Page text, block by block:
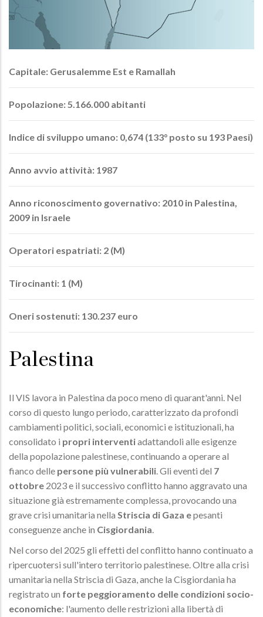
Capitale: Gerusalemme Est e Ramallah
Popolazione: 5.166.000 abitanti
Indice di sviluppo umano: 0,674 (133° posto su 193 Paesi)
Anno avvio attività: 1987
Anno riconoscimento governativo: 2010 in Palestina,
2009 in Israele
Operatori espatriati: 2 (M)
Tirocinanti: 1 (M)
Oneri sostenuti: 130.237 euro
Palestina
Il VIS lavora in Palestina da poco meno di quarant'anni. Nel
corso di questo lungo periodo, caratterizzato da profondi
cambiamenti politici, sociali, economici e istituzionali, ha
consolidato i propri interventiadattandoli alle esigenze
della popolazione palestinese, continuando a operare al
fianco delle persone più vulnerabili. Gli eventi del 7
ottobre 2023 e il successivo conflitto hanno aggravato una
situazione già estremamente complessa, provocando una
grave crisi umanitaria nella Striscia di Gaza epesanti
conseguenze anche in Cisgiordania.
Nel corso del 2025 gli effetti del conflitto hanno continuato a
ripercuotersi sull'intero territorio palestinese. Oltre alla crisi
umanitaria nella Striscia di Gaza, anche la Cisgiordania ha
registrato un forte peggioramento delle condizioni socio-
economiche: l'aumento delle restrizioni alla libertà di